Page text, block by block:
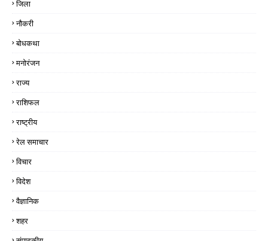
जिला
नौकरी
बोधकथा
मनोरंजन
राज्य
राशिफल
राष्ट्रीय
रेल समाचार
विचार
विदेश
वैज्ञानिक
शहर